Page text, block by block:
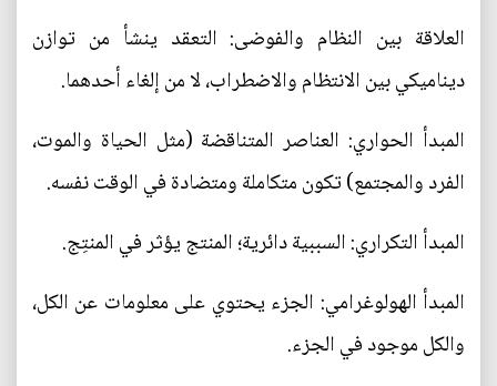
العلاقة بين النظام والفوضى: التعقد ينشأ من توازن
ديناميكي بين الانتظام والاضطراب، لا من إلغاء أحدهما.
المبدأ الحواري: العناصر المتناقضة (مثل الحياة والموت،
الفرد والمجتمع) تكون متكاملة ومتضادة في الوقت نفسه.
المبدأ التكراري: السببية دائرية؛ المنتج يؤثر في المنتِج.
المبدأ الهولوغرامي: الجزء يحتوي على معلومات عن الكل،
والكل موجود في الجزء.